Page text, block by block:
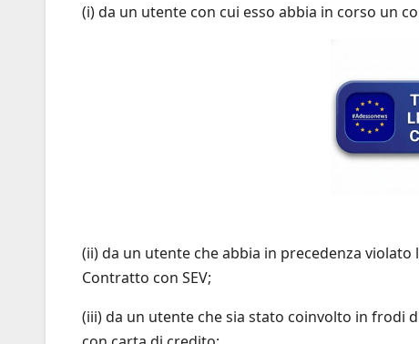
(i) da un utente con cui esso abbia in corso un
(ii) da un utente che abbia in precedenza
Contratto con SEV;
(iii) da un utente che sia stato coinvolto in frodi